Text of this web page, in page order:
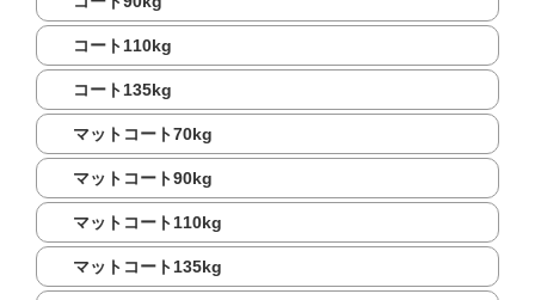
コート110kg
コート135kg
マットコート70kg
マットコート90kg
マットコート110kg
マットコート135kg